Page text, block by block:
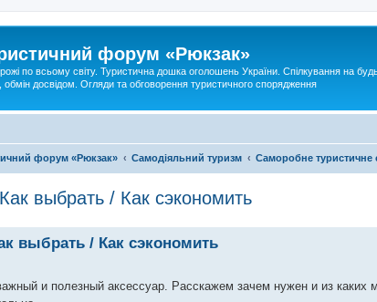
форум «Рюкзак»
по всьому світу. Туристична дошка оголошень України. Спілкування на
обмін досвідом. Огляди та обговорення туристичного спорядження
форум «Рюкзак» Самодіяльний туризм Саморобне туристичне
выбрать / Как сэкономить
выбрать / Как сэкономить
и полезный аксессуар. Расскажем зачем нужен и из каких